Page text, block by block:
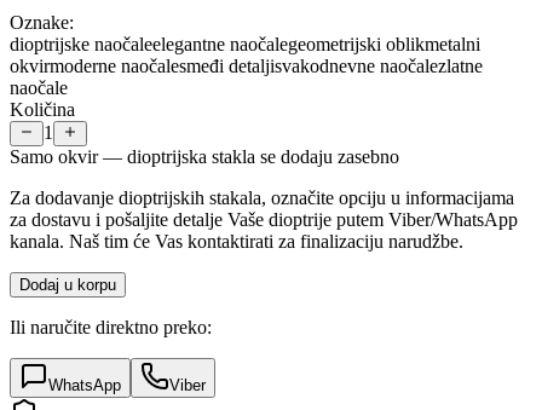
Oznake:
dioptrijske naočaleelegantne naočalegeometrijski oblikmetalni
okvirmoderne naočalesmeđi detaljisvakodnevne naočalezlatne
naočale
Količina
1
Samo okvir — dioptrijska stakla se dodaju zasebno
Za dodavanje dioptrijskih stakala, označite opciju u informacijama
za dostavu i pošaljite detalje Vaše dioptrije putem Viber/WhatsApp
kanala. Naš tim će Vas kontaktirati za finalizaciju narudžbe.
Dodaj u korpu
Ili naručite direktno preko:
WhatsApp Viber